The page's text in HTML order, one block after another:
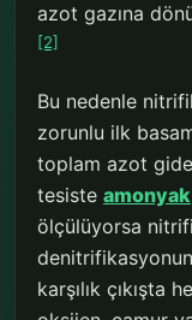
azot gazına
[2]
Bu nedenle
zorunlu ilk
toplam azot
tesiste amonyak
ölçülüyorsa
denitrifikasyonun
karşılık çıkışta